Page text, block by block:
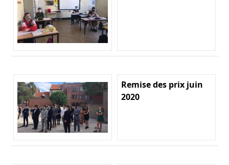
Remise des prix juin
2020